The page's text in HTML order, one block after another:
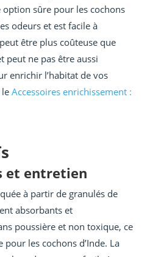
sûre pour les cochons
odeurs et est facile à
être plus coûteuse que
peut ne pas être aussi
enrichir l’habitat de vos
le Accessoires enrichissement :
et entretien
à partir de granulés de
absorbants et
poussière et non toxique, ce
les cochons d’Inde. La